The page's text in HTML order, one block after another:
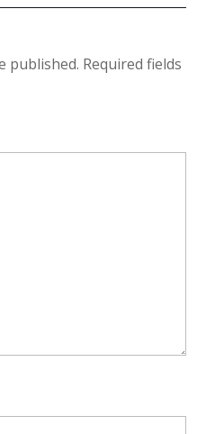
published. Required fields